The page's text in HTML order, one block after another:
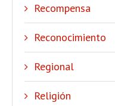
Recompensa
Reconocimiento
Regional
Religión